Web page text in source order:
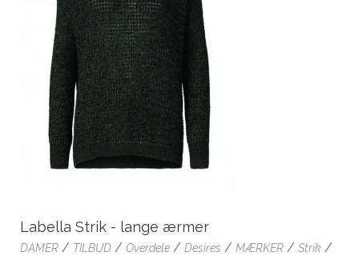
Labella Strik - lange ærmer
DAMER / TILBUD / Overdele / Desires / MÆRKER / Strik /